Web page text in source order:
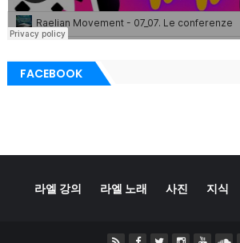
FACEBOOK
라엘 강의 라엘 노래 사진 지식